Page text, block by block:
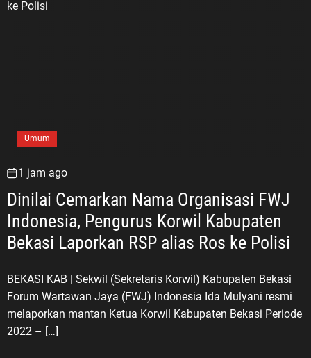
Umum
1 jam ago
Dinilai Cemarkan Nama Organisasi FWJ
Indonesia, Pengurus Korwil Kabupaten
Bekasi Laporkan RSP alias Ros ke Polisi
BEKASI KAB | Sekwil (Sekretaris Korwil) Kabupaten Bekasi
Forum Wartawan Jaya (FWJ) Indonesia Ida Mulyani resmi
melaporkan mantan Ketua Korwil Kabupaten Bekasi Periode
2022 – […]